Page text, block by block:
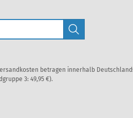
betragen innerhalb
3: 49,95 €).